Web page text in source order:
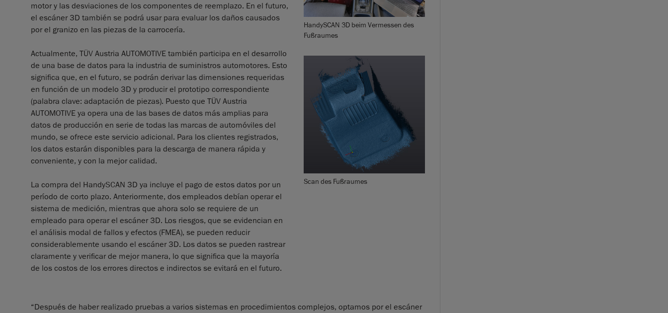
motor y las desviaciones de los componentes de reemplazo. En el futuro,
el escáner 3D también se podrá usar para evaluar los daños causados
por el granizo en las piezas de la carrocería.
Actualmente, TÜV Austria AUTOMOTIVE también participa en el desarrollo
de una base de datos para la industria de suministros automotores. Esto
significa que, en el futuro, se podrán derivar las dimensiones requeridas
en función de un modelo 3D y producir el prototipo correspondiente
(palabra clave: adaptación de piezas). Puesto que TÜV Austria
AUTOMOTIVE ya opera una de las bases de datos más amplias para
datos de producción en serie de todas las marcas de automóviles del
mundo, se ofrece este servicio adicional. Para los clientes registrados,
los datos estarán disponibles para la descarga de manera rápida y
conveniente, y con la mejor calidad.
La compra del HandySCAN 3D ya incluye el pago de estos datos por un
período de corto plazo. Anteriormente, dos empleados debían operar el
sistema de medición, mientras que ahora solo se requiere de un
empleado para operar el escáner 3D. Los riesgos, que se evidencian en
el análisis modal de fallos y efectos (FMEA), se pueden reducir
considerablemente usando el escáner 3D. Los datos se pueden rastrear
claramente y verificar de mejor manera, lo que significa que la mayoría
de los costos de los errores directos e indirectos se evitará en el futuro.
HandySCAN 3D beim Vermessen des
Fußraumes
Scan des Fußraumes
“Después de haber realizado pruebas a varios sistemas en procedimientos complejos, optamos por el escáner